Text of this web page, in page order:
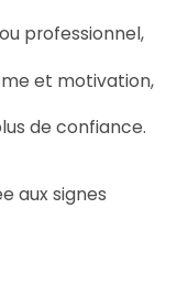
professionnel,
et motivation,
de confiance.
aux signes